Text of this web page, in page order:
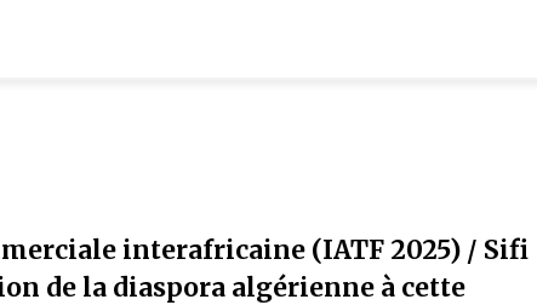
interafricaine (IATF 2025) / Sifi
de la diaspora algérienne à cette